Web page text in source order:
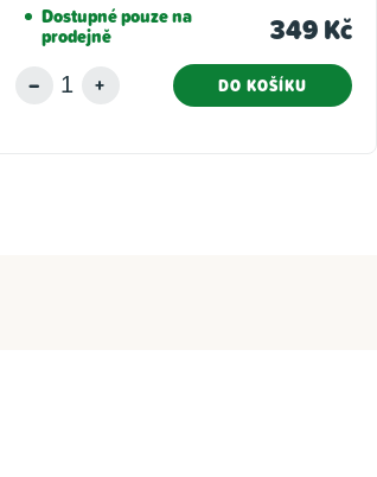
Dostupné pouze na
prodejně 349 Kč
DO KOŠÍKU